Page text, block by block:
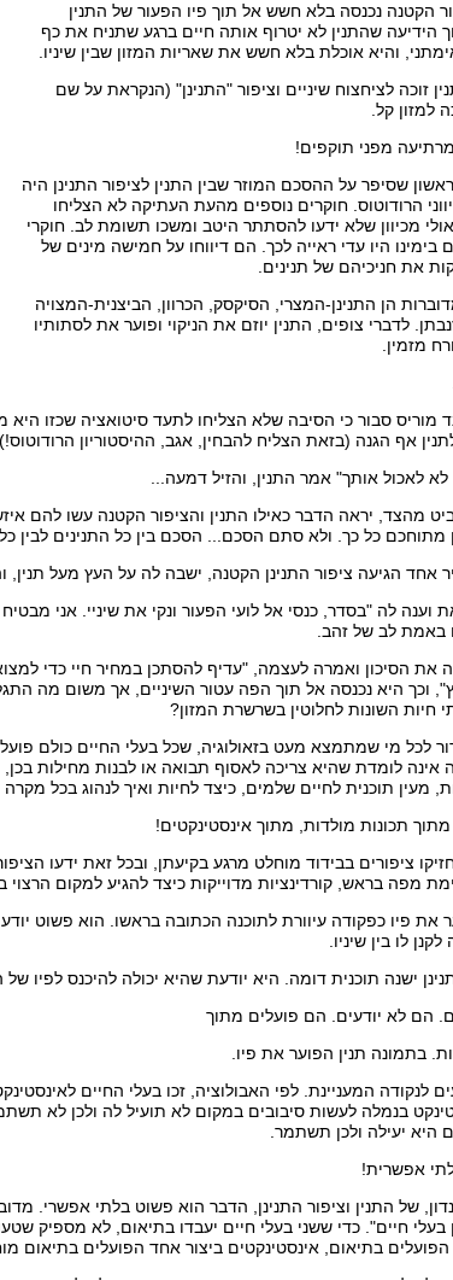
הקטנה נכנסה בלא חשש אל תוך פיו הפעור של התנין
הידיעה שהתנין לא יטרוף אותה חיים ברגע שתניח את כף
והיא אוכלת בלא חשש את שאריות המזון שבין שיניו.
זוכה לציחצוח שיניים וציפור "התנינן" (הנקראת על שם
למזון קל.
מפני תוקפים!
שסיפר על ההסכם המוזר שבין התנין לציפור התנינן היה
הרודוטוס. חוקרים נוספים מהעת העתיקה לא הצליחו
מכיוון שלא ידעו להסתתר היטב ומשכו תשומת לב. חוקרי
בימינו היו עדי ראייה לכך. הם דיווחו על חמישה מינים של
את חניכיהם של תנינים.
הן התנינן-המצרי, הסיקסק, הכרוון, הביצנית-המצויה
לדברי צופים, התנין יוזם את הניקוי ופוער את לסתותיו
מזמין.
מוריס סבור כי הסיבה שלא הצליחו לתעד סיטואציה שכזו
אף הגנה (בזאת הצליח להבחין, אגב, ההיסטוריון הרודוטוס!).
לאכול אותך" אמר התנין, והזיל דמעה...
מהצד, יראה הדבר כאילו התנין והציפור הקטנה עשו להם
מתוחכם כל כך. ולא סתם הסכם... הסכם בין כל התנינים לבין כל
אחד הגיעה ציפור התנינן הקטנה, ישבה לה על העץ מעל תנין,
וענה לה "בסדר, כנסי אל לועי הפעור ונקי את שיניי. אני
באמת לב של זהב.
את הסיכון ואמרה לעצמה, "עדיף להסתכן במחיר חיי כדי
וכך היא נכנסה אל תוך הפה עטור השיניים, אך משום מה
חיות השונות לחלוטין בשרשרת המזון?
לכל מי שמתמצא מעט בזאולוגיה, שכל בעלי החיים כולם
אינה לומדת שהיא צריכה לאסוף תבואה או לבנות מחילות
מעין תוכנית לחיים שלמים, כיצד לחיות ואיך לנהוג בכל מקרה
תכונות מולדות, מתוך אינסטינקטים!
ציפורים בבידוד מוחלט מרגע בקיעתן, ובכל זאת ידעו
מפה בראש, קורדינציות מדוייקות כיצד להגיע למקום הרצוי
את פיו כפקודה עיוורת לתוכנה הכתובה בראשו. הוא פשוט
לו בין שיניו.
ישנה תוכנית דומה. היא יודעת שהיא יכולה להיכנס לפיו
הם לא יודעים. הם פועלים מתוך
בתמונה תנין הפוער את פיו.
לנקודה המעניינת. לפי האבולוציה, זכו בעלי החיים
בנמלה לעשות סיבובים במקום לא תועיל לה ולכן לא
היא יעילה ולכן תשתמר.
אפשרית!
של התנין וציפור התנינן, הדבר הוא פשוט בלתי אפשרי.
בעלי חיים". כדי ששני בעלי חיים יעבדו בתיאום, לא מספיק
הפועלים בתיאום, אינסטינקטים ביצור אחד הפועלים בתיאום